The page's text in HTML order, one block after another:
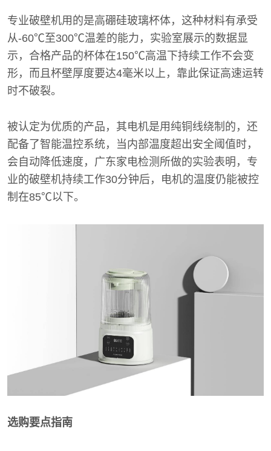
专业破壁机用的是高硼硅玻璃杯体，这种材料有承受
从-60℃至300℃温差的能力，实验室展示的数据显
示，合格产品的杯体在150℃高温下持续工作不会变
形，而且杯壁厚度要达4毫米以上，靠此保证高速运转
时不破裂。
被认定为优质的产品，其电机是用纯铜线绕制的，还
配备了智能温控系统，当内部温度超出安全阈值时，
会自动降低速度，广东家电检测所做的实验表明，专
业的破壁机持续工作30分钟后，电机的温度仍能被控
制在85℃以下。
选购要点指南